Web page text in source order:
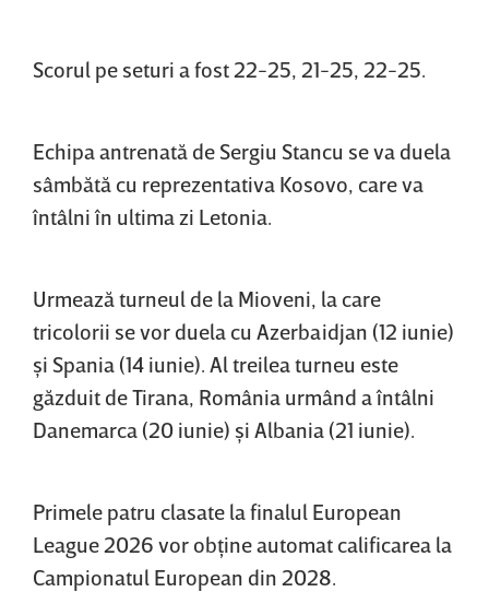
Scorul pe seturi a fost 22-25, 21-25, 22-25.
Echipa antrenată de Sergiu Stancu se va duela
sâmbătă cu reprezentativa Kosovo, care va
întâlni în ultima zi Letonia.
Urmează turneul de la Mioveni, la care
tricolorii se vor duela cu Azerbaidjan (12 iunie)
şi Spania (14 iunie). Al treilea turneu este
găzduit de Tirana, România urmând a întâlni
Danemarca (20 iunie) şi Albania (21 iunie).
Primele patru clasate la finalul European
League 2026 vor obţine automat calificarea la
Campionatul European din 2028.